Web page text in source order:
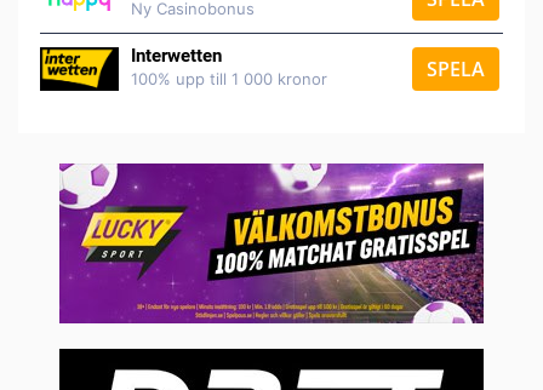
Ny Casinobonus
Interwetten
100% upp till 1 000 kronor SPELA